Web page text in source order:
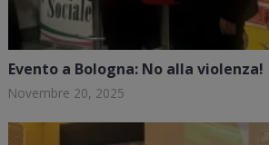
Evento a Bologna: No alla violenza!
Novembre 20, 2025